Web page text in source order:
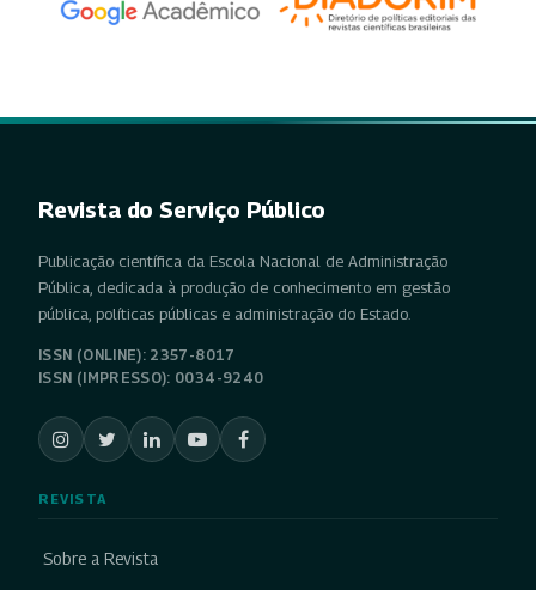
Revista do Serviço Público
Publicação científica da Escola Nacional de Administração
Pública, dedicada à produção de conhecimento em gestão
pública, políticas públicas e administração do Estado.
ISSN (ONLINE): 2357-8017
ISSN (IMPRESSO): 0034-9240
REVISTA
Sobre a Revista